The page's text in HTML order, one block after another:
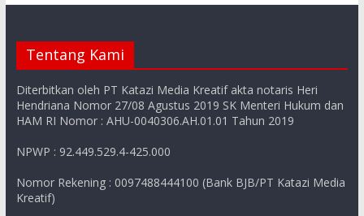
Tentang Kami
Diterbitkan oleh PT Katazi Media Kreatif akta notaris Heri
Hendriana Nomor 27/08 Agustus 2019 SK Menteri Hukum dan
HAM RI Nomor : AHU-0040306.AH.01.01 Tahun 2019
NPWP : 92.449.529.4-425.000
Nomor Rekening : 0097488444100 (Bank BJB/PT Katazi Media
Kreatif)